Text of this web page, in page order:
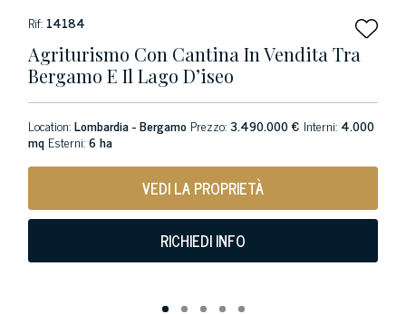
Rif: 14184
Agriturismo Con Cantina In Vendita Tra
Bergamo E Il Lago D’iseo
Location:Lombardia - Bergamo Prezzo:3.490.000 € Interni: 4.000
mq Esterni:6 ha
VEDI LA PROPRIETÀ
RICHIEDI INFO